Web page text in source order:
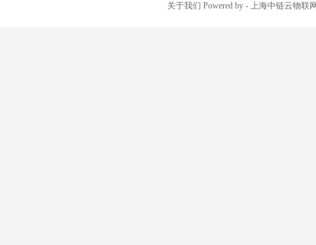
关于我们 Powered by - 上海中链云物联